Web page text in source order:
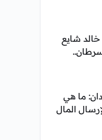
خالد شايع
ما هي
المال